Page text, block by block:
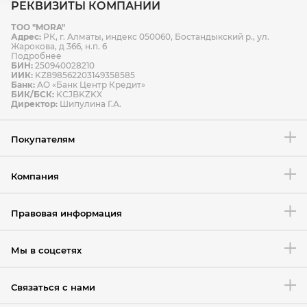
Способы оплаты Способы доставки
Условия возврата товара
РЕКВИЗИТЫ КОМПАНИИ
ТОО "MORA"
Адрес: РК, г. Алматы, индекс 050060, Бостандыкский р., ул.
Жарокова, д 366, н.п. 6
Подробнее
БИН: 250940028210
ИИК: KZ898562203149358585
Банк: АО «Банк Центр Кредит»
БИК/БСК: KCJBKZKX
Директор: Шипулина Г.А.
Покупателям
Компания
Правовая информация
Мы в соцсетях
Связаться с нами